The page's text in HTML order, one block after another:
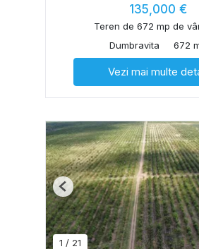
135,000 €
Teren de 672 mp de
Dumbravita
672
Vezi mai multe
1 / 21
Previous